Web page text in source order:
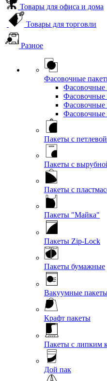
Товары для офиса и дома
Товары для торговли
Разное
Фасовочные
Фасовочные
Пакеты с
Пакеты с
Пакеты с
Пакеты "Майка"
Пакеты Zip-Lock
Пакеты бумажные
Вакуумные
Крафт пакеты
Пакеты с липким
Дой пак